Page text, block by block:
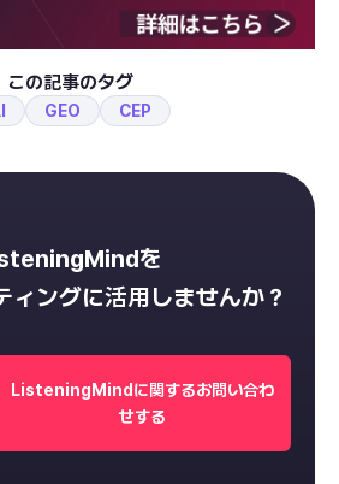
この記事のタグ
GEO CEP
を
ィングに活用しませんか？
ListeningMindに関するお問い合わ
せする